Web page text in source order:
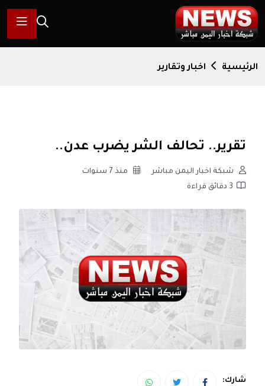
الرئيسية اخبار وتقارير
تقرير.. تحالف الشر يضرب عدن..
شبكة اخبار اليمن مباشر
منذ 7 سنوات
3 دقائق قراءة
شارك: